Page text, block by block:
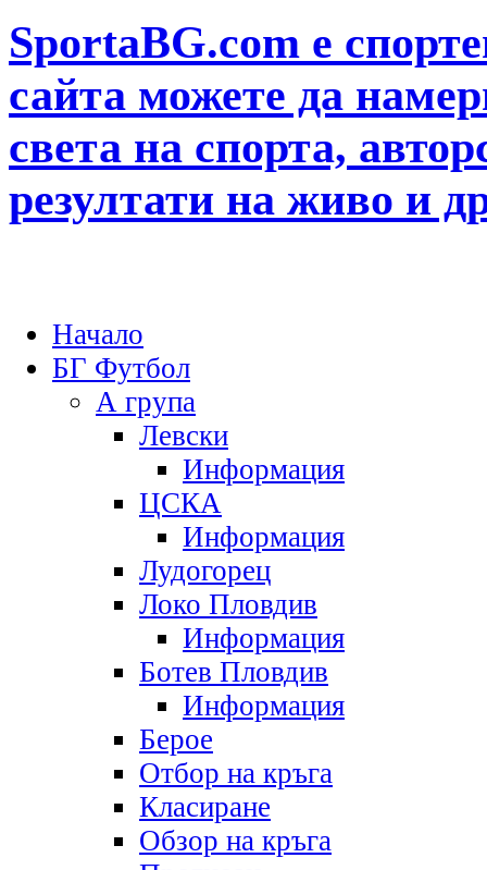
SportaBG.com е
сайта можете да
света на спорта,
резултати на живо и
Начало
БГ Футбол
А група
Левски
Информация
ЦСКА
Информация
Лудогорец
Локо Пловдив
Информация
Ботев Пловдив
Информация
Берое
Отбор на кръга
Класиране
Обзор на кръга